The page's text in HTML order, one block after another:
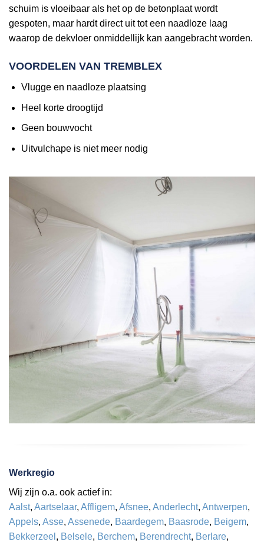
schuim is vloeibaar als het op de betonplaat wordt
gespoten, maar hardt direct uit tot een naadloze laag
waarop de dekvloer onmiddellijk kan aangebracht worden.
VOORDELEN VAN TREMBLEX
Vlugge en naadloze plaatsing
Heel korte droogtijd
Geen bouwvocht
Uitvulchape is niet meer nodig
Werkregio
Wij zijn o.a. ook actief in:
Aalst, Aartselaar, Affligem, Afsnee, Anderlecht, Antwerpen,
Appels, Asse, Assenede, Baardegem, Baasrode, Beigem,
Bekkerzeel , Belsele, Berchem, Berendrecht, Berlare,